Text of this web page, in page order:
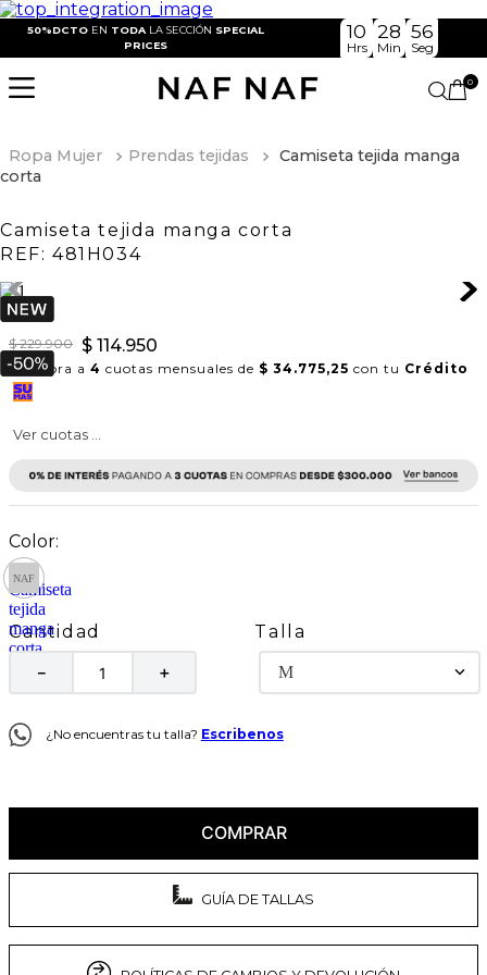
50%DCTO EN TODA LA SECCIÓN SPECIAL
PRICES
10
Hrs
28
Min
56
Seg
0
Ropa Mujer Prendas tejidas
Camiseta tejida manga
corta
Camiseta tejida manga corta
REF: 481H034
$ 229.900 $ 114.950
Compra a 4 cuotas mensuales de $ 34.775,25 con tu Crédito
Ver cuotas ...
Cantidad
＋
－
Talla
M
¿No encuentras tu talla? Escribenos
COMPRAR
GUÍA DE TALLAS